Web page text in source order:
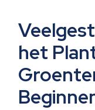
het